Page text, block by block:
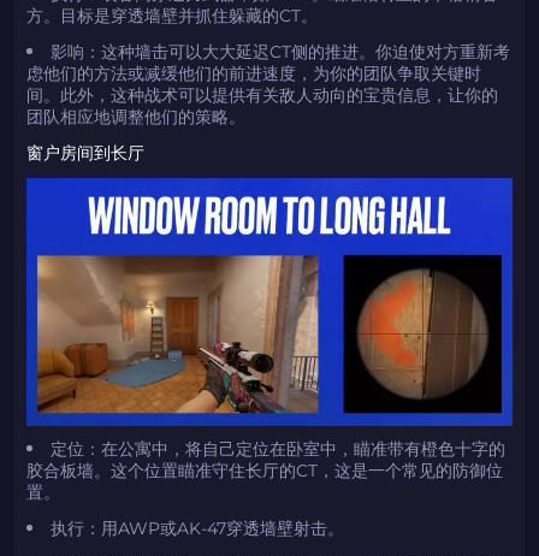
方。目标是穿透墙壁并抓住躲藏的CT。
影响：这种墙击可以大大延迟CT侧的推进。你迫使对方重新考
虑他们的方法或减缓他们的前进速度，为你的团队争取关键时
间。此外，这种战术可以提供有关敌人动向的宝贵信息，让你的
团队相应地调整他们的策略。
窗户房间到长厅
定位：在公寓中，将自己定位在卧室中，瞄准带有橙色十字的
胶合板墙。这个位置瞄准守住长厅的CT，这是一个常见的防御位
置。
执行：用AWP或AK-47穿透墙壁射击。